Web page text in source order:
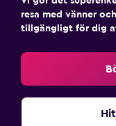
resa med vänner
tillgängligt för dig